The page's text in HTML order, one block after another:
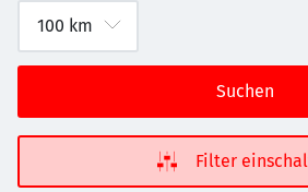
Suchen
Filter